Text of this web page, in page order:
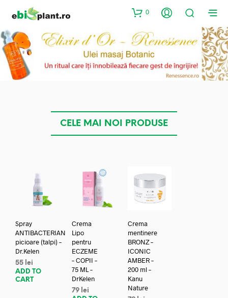
0
CELE MAI NOI PRODUSE
Spray
ANTIBACTERIAN
picioare (talpi) –
Dr.Kelen
55 lei
ADD TO
CART
Crema
Lipo
pentru
ECZEME
– COPII –
75 ML –
DrKelen
79 lei
Crema
mentinere
BRONZ –
ICONIC
AMBER –
200 ml –
Kanu
Nature